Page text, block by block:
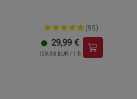
(95)
29,99 €
(59,98 EUR / 1 l)